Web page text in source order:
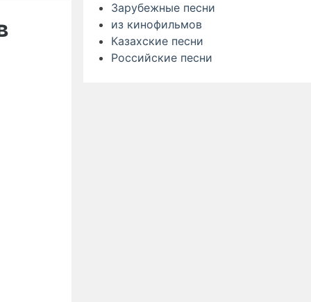
Зарубежные песни
из кинофильмов
Казахские песни
Российские песни